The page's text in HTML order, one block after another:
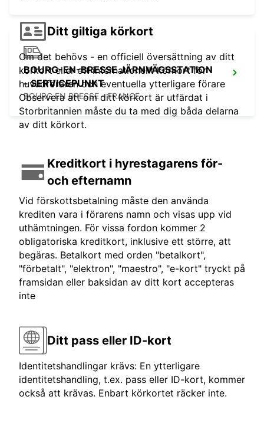
BOURG-EN-BRESSE JÄRNVÄGSSTATION
- SERVICEPUNKT
BOURG EN BRESSE - FRANCE
Ditt giltiga körkort
Om det behövs - en officiell översättning av ditt
körkort eller ett internationellt körkort för
huvudföraren och eventuella ytterligare förare
Observera att om ditt körkort är utfärdat i
Storbritannien måste du ta med dig båda delarna
av ditt körkort.
Kreditkort i hyrestagarens för-
och efternamn
Vid förskottsbetalning måste den använda
krediten vara i förarens namn och visas upp vid
uthämtningen. För vissa fordon kommer 2
obligatoriska kreditkort, inklusive ett större, att
begäras. Betalkort med orden "betalkort",
"förbetalt", "elektron", "maestro", "e-kort" tryckt på
framsidan eller baksidan av ditt kort accepteras
inte
Ditt pass eller ID-kort
Identitetshandlingar krävs: En ytterligare
identitetshandling, t.ex. pass eller ID-kort, kommer
också att krävas. Enbart körkortet räcker inte.